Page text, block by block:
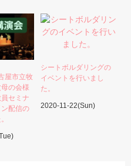
屋市立牧
の会様
セミナ
配信の
シートボルダリングの
イベントを行いまし
た。
2020-11-22(Sun)